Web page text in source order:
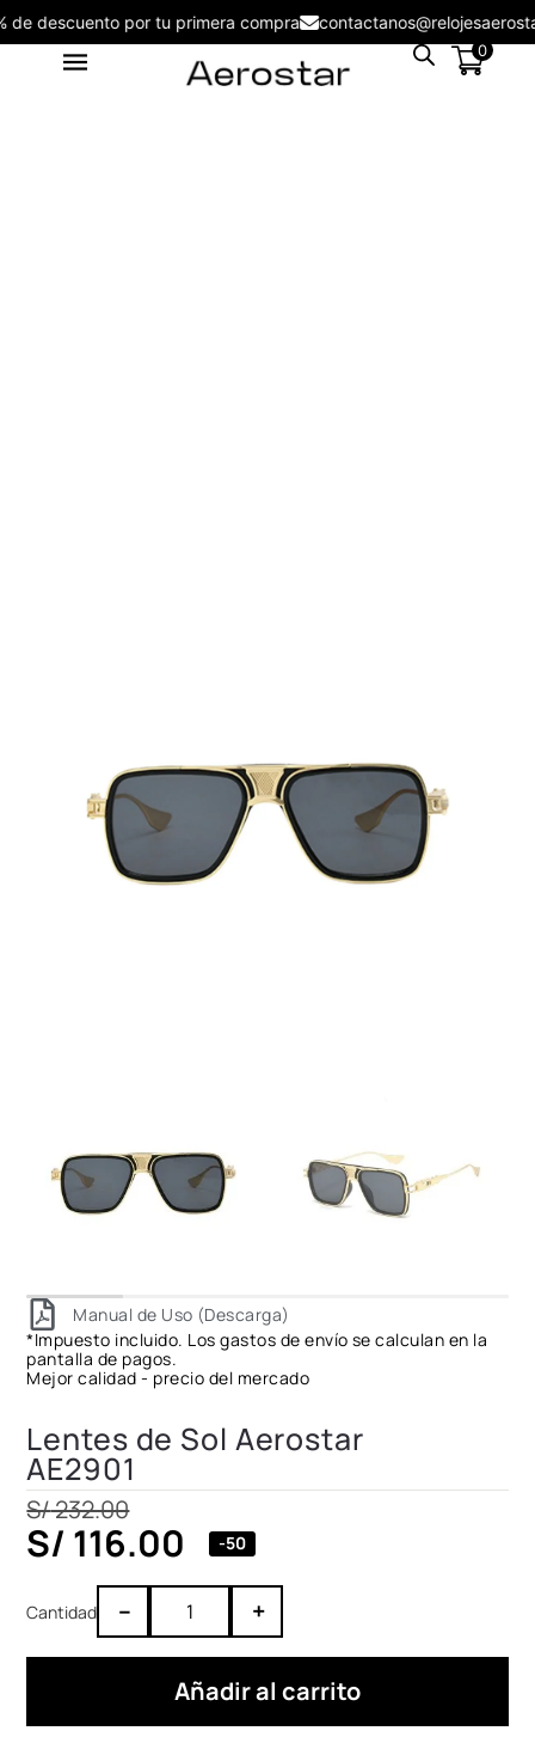
5% de descuento por tu primera compra
0
Manual de Uso (Descarga)
*Impuesto incluido. Los gastos de envío se calculan en la
pantalla de pagos.
Mejor calidad - precio del mercado
Lentes de Sol Aerostar
AE2901
S/232.00
S/ 116.00 -50
– +
Añadir al carrito